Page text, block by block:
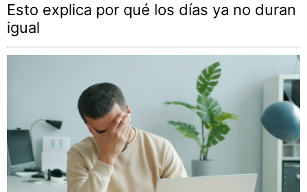
Esto explica por qué los días ya no duran
igual